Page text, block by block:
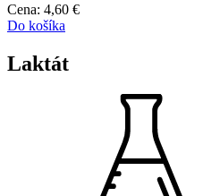
Cena: 4,60 €
Do košíka
Laktát